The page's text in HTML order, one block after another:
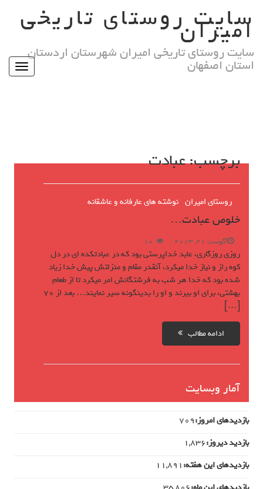
contentسایت روستای تاریخی
امیران
سایت روستای تاریخی امیران شهرستان اردستان
استان اصفهان Toggle
برچسب:عبادت
خلوص عبادت…
روستای امیران نوشته های عارفانه و عاشقانه
آگوست 21, 2013 10
روزی روزگاری، عابد خداپرستی بود که در عبادتکده ای در دل
کوه راز و نیاز خدا میکرد، آنقدر مقام و منزلتش پیش خدا زیاد
شده بود که خدا هر شب به فرشتگانش امر میکرد تا از طعام
بهشتی، برای او ببرند و او را بدینگونه سیر نمایند… بعد از 70
[…]
ادامه مطالب
آمار وبسایت
بازدیدهای امروز:709
بازدید دیروز:1,836
بازدیدهای این هفته:11,891